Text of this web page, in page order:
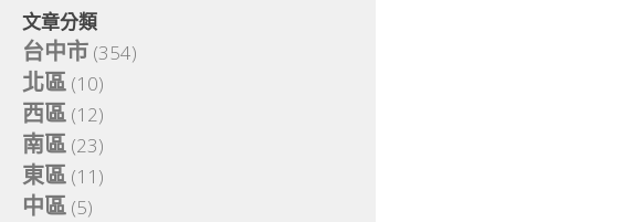
文章分類
台中市 (354)
北區 (10)
西區 (12)
南區 (23)
東區 (11)
中區 (5)